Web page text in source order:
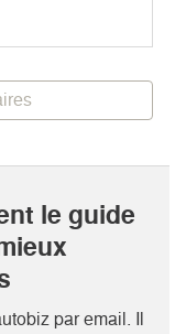
le guide
par email. Il